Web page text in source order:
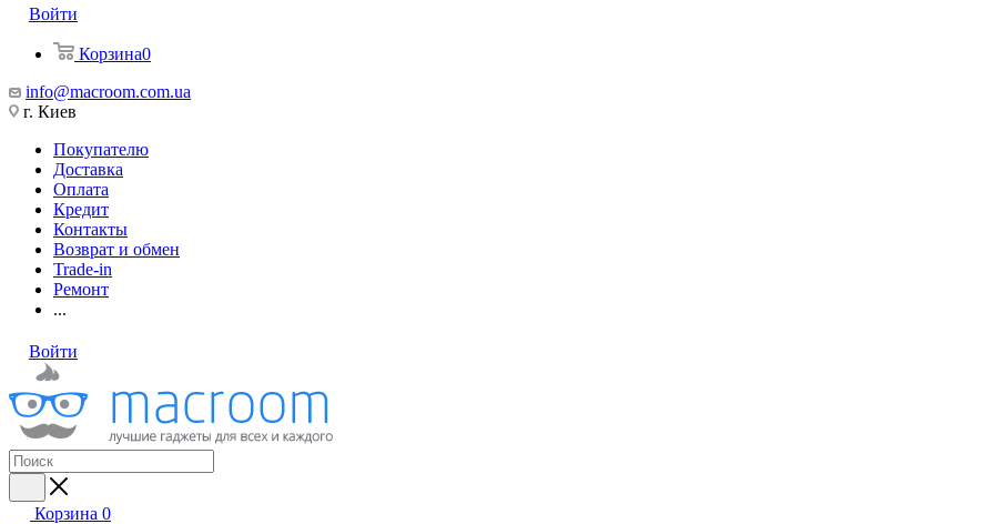
Войти
Корзина0
info@macroom.com.ua
г. Киев
Покупателю
Доставка
Оплата
Кредит
Контакты
Возврат и обмен
Trade-in
Ремонт
...
Войти
Корзина 0